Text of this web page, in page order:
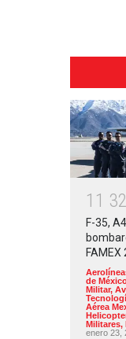
1 1 32
F-35,
FAMEX
de
Militar,
Aérea
Militares,
enero 23,